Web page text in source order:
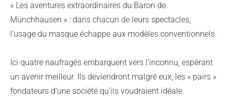
« Les aventures extraordinaires du Baron de
Münchhausen » : dans chacun de leurs spectacles,
l’usage du masque échappe aux modèles conventionnels.
Ici quatre naufragés embarquent vers l’inconnu, espérant
un avenir meilleur. Ils deviendront malgré eux, les « pairs »
fondateurs d’une société qu’ils voudraient idéale.